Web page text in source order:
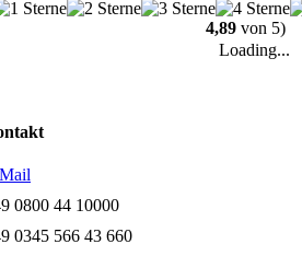
4,89von 5)
Loading...
0800 44 10000
0345 566 43 660